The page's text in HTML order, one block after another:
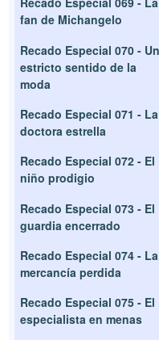
fan de Michangelo
Recado Especial 070 - Un
estricto sentido de la
moda
Recado Especial 071 - La
doctora estrella
Recado Especial 072 - El
niño prodigio
Recado Especial 073 - El
guardia encerrado
Recado Especial 074 - La
mercancía perdida
Recado Especial 075 - El
especialista en menas